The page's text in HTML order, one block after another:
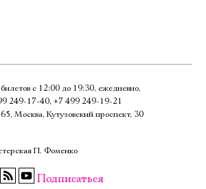
с 12:00 до 19:30, ежедневно,
249‑17‑40, +7 499 249‑19‑21
Москва, Кутузовский проспект, 30
П. Фоменко
Подписаться